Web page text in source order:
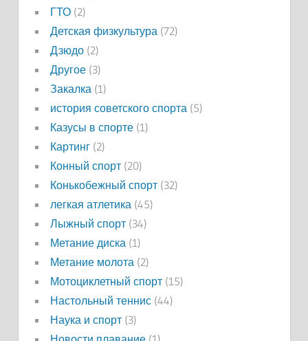
ГТО(2)
Детская физкультура (72)
Дзюдо(2)
Другое(3)
Закалка (1)
история советского спорта (5)
Казусы в спорте(1)
Картинг(2)
Конный спорт(20)
Конькобежный спорт(32)
легкая атлетика (45)
Лыжный спорт(34)
Метание диска (1)
Метание молота (2)
Мотоциклетный спорт(15)
Настольный теннис(44)
Наука и спорт(3)